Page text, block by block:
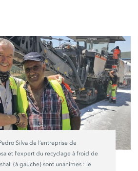
Silva de l’entreprise de
et l’expert du recyclage à froid de
(à gauche) sont unanimes : le